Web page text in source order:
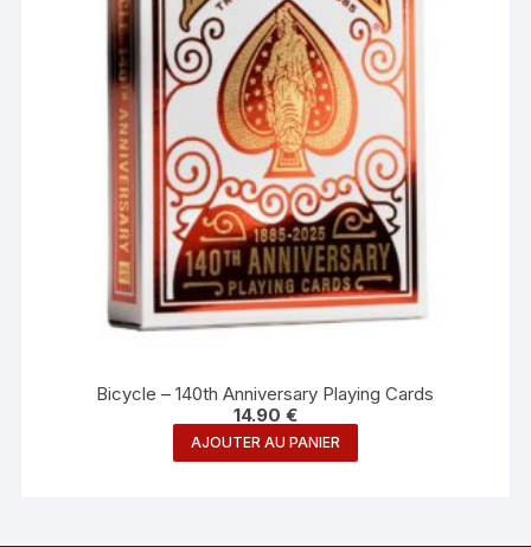
Bicycle – 140th Anniversary Playing Cards
14.90 €
AJOUTER AU PANIER